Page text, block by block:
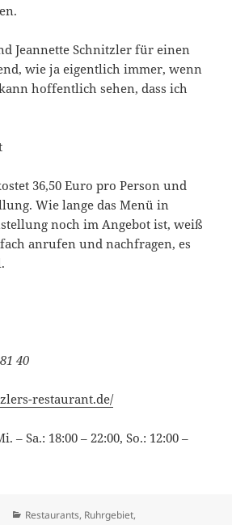
Jeannette Schnitzler für einen
wie ja eigentlich immer, wenn
hoffentlich sehen, dass ich
36,50 Euro pro Person und
Wie lange das Menü in
noch im Angebot ist, weiß
anrufen und nachfragen, es
40
restaurant.de/
– Sa.: 18:00 – 22:00, So.: 12:00 –
Kategorien
Restaurants, Ruhrgebiet,